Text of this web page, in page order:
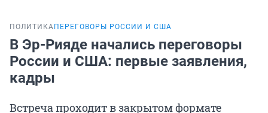
ПОЛИТИКА ПЕРЕГОВОРЫ РОССИИ И США
В Эр-Рияде начались переговоры
России и США: первые заявления,
кадры
Встреча проходит в закрытом формате